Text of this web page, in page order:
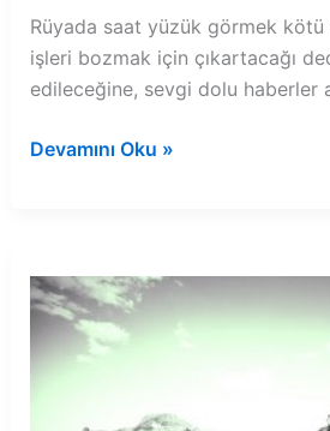
Rüyada saat yüzük görmek
işleri bozmak için çıkartacağı
edileceğine, sevgi dolu haberler
Rüyada
Devamını Oku »